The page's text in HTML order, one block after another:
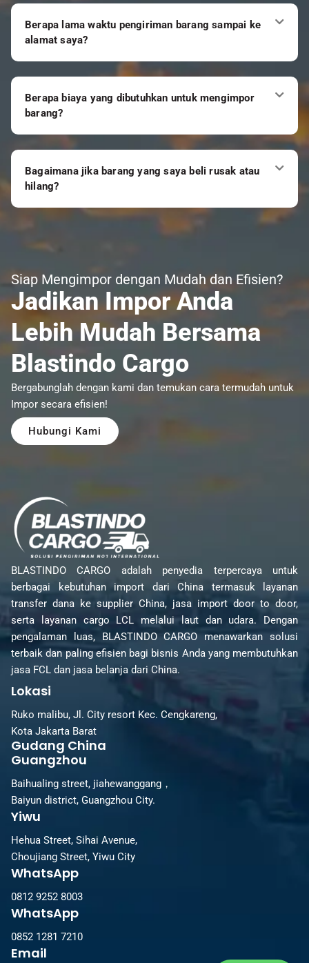
Berapa lama waktu pengiriman barang sampai ke
alamat saya?
Berapa biaya yang dibutuhkan untuk mengimpor
barang?
Bagaimana jika barang yang saya beli rusak atau
hilang?
Siap Mengimpor dengan Mudah dan Efisien?
Jadikan Impor Anda
Lebih Mudah Bersama
Blastindo Cargo
Bergabunglah dengan kami dan temukan cara termudah untuk
Impor secara efisien!
Hubungi Kami
BLASTINDO CARGO adalah penyedia terpercaya untuk
berbagai kebutuhan import dari China termasuk layanan
transfer dana ke supplier China, jasa import door to door,
serta layanan cargo LCL melalui laut dan udara. Dengan
pengalaman luas, BLASTINDO CARGO menawarkan solusi
terbaik dan paling efisien bagi bisnis Anda yang membutuhkan
jasa FCL dan jasa belanja dari China.
Lokasi
Ruko malibu, Jl. City resort Kec. Cengkareng,
Kota Jakarta Barat
Gudang China
Guangzhou
Baihualing street, jiahewanggang，
Baiyun district, Guangzhou City.
Yiwu
Hehua Street, Sihai Avenue,
Choujiang Street, Yiwu City
WhatsApp
0812 9252 8003
WhatsApp
0852 1281 7210
Email